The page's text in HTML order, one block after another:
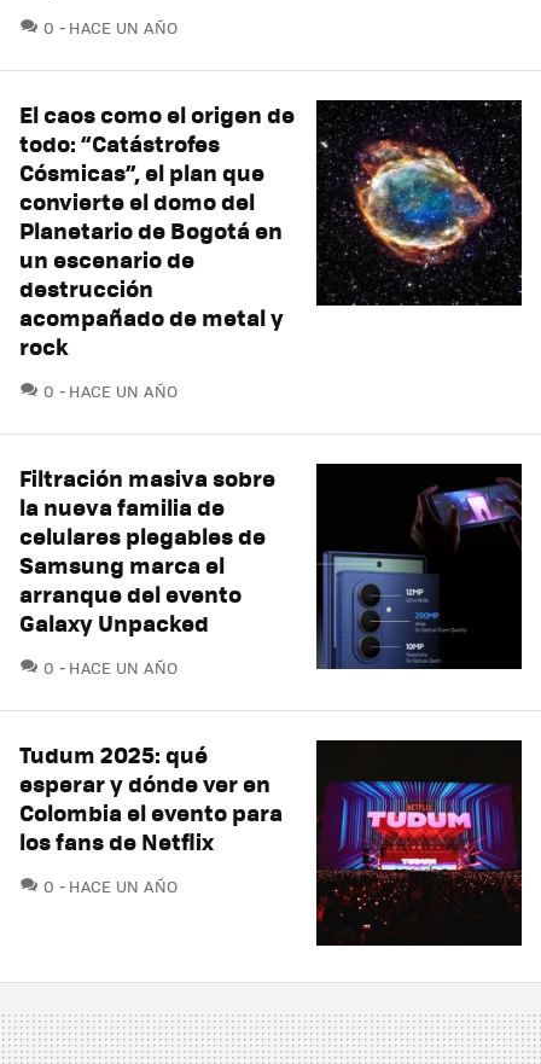
0 COMENTARIOS
HACE UN AÑO
El caos como el origen de
todo: “Catástrofes
Cósmicas”, el plan que
convierte el domo del
Planetario de Bogotá en
un escenario de
destrucción
acompañado de metal y
rock
0 COMENTARIOS
HACE UN AÑO
Filtración masiva sobre
la nueva familia de
celulares plegables de
Samsung marca el
arranque del evento
Galaxy Unpacked
0 COMENTARIOS
HACE UN AÑO
Tudum 2025: qué
esperar y dónde ver en
Colombia el evento para
los fans de Netflix
0 COMENTARIOS
HACE UN AÑO